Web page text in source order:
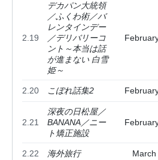
2.19
デカパン大統領
／ふくわ術／バ
レンタインデー
／デリバリーコ
ント～本当は話
が進まない 白雪
姫～
2.20 こぼれ話集2
2.21
深夜の日松屋／
BANANA／ニー
ト矯正施設
2.22 海外旅行